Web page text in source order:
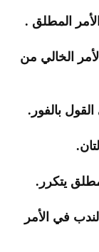
المطلق .
الخالي من
بالفور.
يتكرر.
في الأمر